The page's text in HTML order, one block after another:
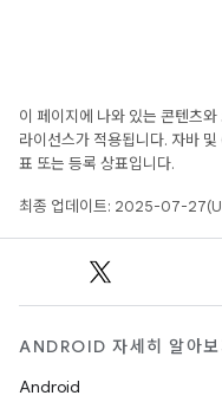
이 페이지에 나와 있는 콘텐츠와
라이선스가 적용됩니다. 자바
표 또는 등록 상표입니다.
최종 업데이트: 2025-07-
ANDROID 자세히 알아보
Android